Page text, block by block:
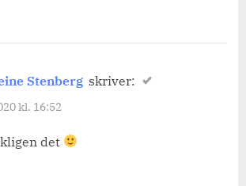
Stenberg skriver:
kl. 16:52
det